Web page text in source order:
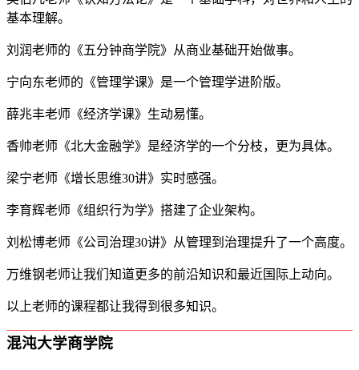
基本理解。
刘润老师的《五分钟商学院》从商业基础开始做事。
宁向东老师的《管理学课》是一个管理学进阶版。
薛兆丰老师《经济学课》生动易懂。
香帅老师《北大金融学》是经济学的一个分枝，更为具体。
梁宁老师《增长思维30讲》实时感强。
李育辉老师《组织行为学》搭建了企业架构。
刘松博老师《公司治理30讲》从管理到治理提升了一个高度。
万维钢老师让我们知道更多的前沿知识和最近国际上动向。
以上老师的课程都让我得到很多知识。
混沌大学商学院